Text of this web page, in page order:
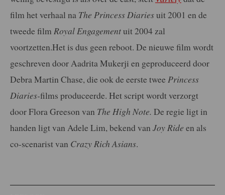
film het verhaal na The Princess Diariesuit 2001 en de
tweede film Royal Engagementuit 2004 zal
voortzetten.Het is dus geen reboot. De nieuwe film wordt
geschreven door Aadrita Mukerji en geproduceerd door
Debra Martin Chase, die ook de eerste twee Princess
Diaries-films produceerde. Het script wordt verzorgt
door Flora Greeson van The High Note. De regie ligt in
handen ligt van Adele Lim, bekend van Joy Ride en als
co-scenarist van Crazy Rich Asians.